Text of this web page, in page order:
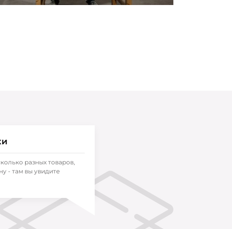
разных товаров,
- там вы увидите